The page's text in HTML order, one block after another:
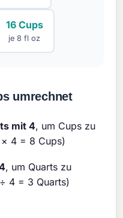
16 Cups
je 8 fl oz
umrechnet
mit 4, um Cups zu
4 = 8 Cups)
, um Quarts zu
4 = 3 Quarts)